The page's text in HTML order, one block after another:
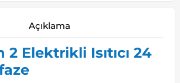
Açıklama
2 Elektrikli Isıtıcı 24